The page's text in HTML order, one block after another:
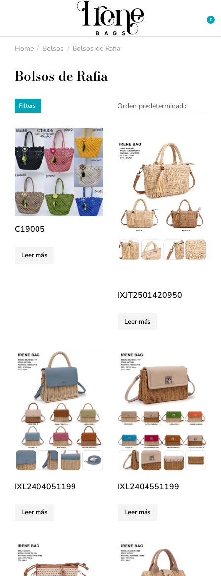
You are here:
Home Bolsos Bolsos de Rafia
Bolsos de Rafia
Filters
C19005
Leer más
IXJT2501420950
Leer más
IXL2404051199
Leer más
IXL2404551199
Leer más